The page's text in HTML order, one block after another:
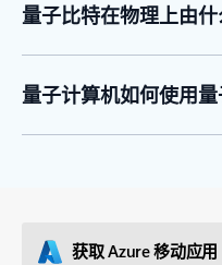
量子比特在物理上由什
量子计算机如何使用量
获取 Azure 移动应用